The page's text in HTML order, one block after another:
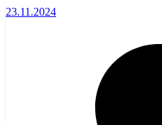
23.11.2024